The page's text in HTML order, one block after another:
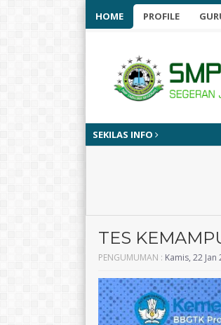
HOME PROFILE
SEKILAS INFO
TES
PENGUMUMAN : Kamis, 22 Jan